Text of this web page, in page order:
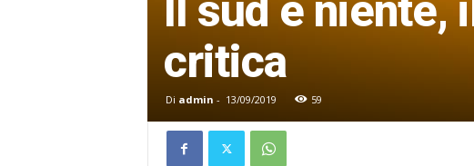
Il sud è niente,
critica
Di admin - 13/09/2019 59